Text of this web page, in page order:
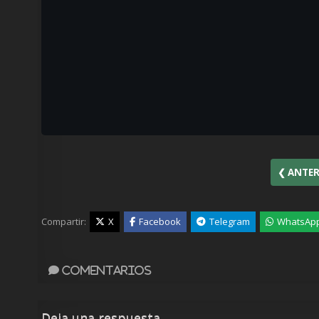
❮
Compartir: X Facebook Telegram
Comentarios